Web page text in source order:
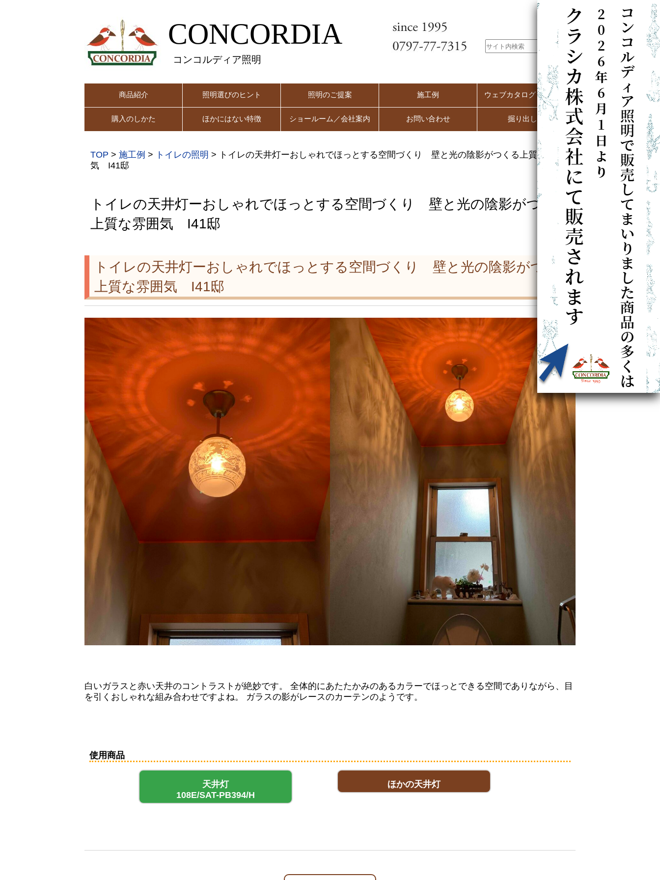
CONCORDIA
コンコルディア照明
商品紹介 照明選びのヒント 照明のご提案 施工例 ウェブカタログ（PC用）
購入のしかた ほかにはない特徴 ショールーム／会社案内 お問い合わせ 掘り出し市
TOP > 施工例 > トイレの照明 >
トイレの天井灯ーおしゃれでほっとする空間づくり 壁と光の陰影がつくる上質な雰囲
気 I41邸
トイレの天井灯ーおしゃれでほっとする空間づくり 壁と光の陰影がつくる
上質な雰囲気 I41邸
トイレの天井灯ーおしゃれでほっとする空間づくり 壁と光の陰影がつくる
上質な雰囲気 I41邸
白いガラスと赤い天井のコントラストが絶妙です。 全体的にあたたかみのあるカラーでほっとできる空間でありながら、目
を引くおしゃれな組み合わせですよね。 ガラスの影がレースのカーテンのようです。
使用商品
天井灯
108E/SAT-PB394/H
ほかの天井灯